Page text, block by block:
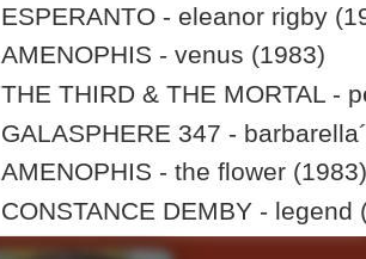
ESPERANTO - eleanor rigby
AMENOPHIS - venus (1983)
THE THIRD & THE MORTAL -
GALASPHERE 347 -
AMENOPHIS - the flower
CONSTANCE DEMBY - legend